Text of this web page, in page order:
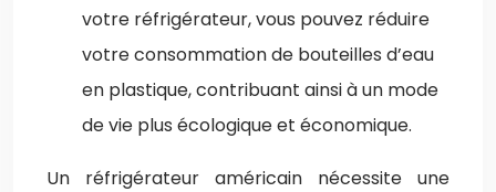
votre réfrigérateur, vous pouvez réduire
votre consommation de bouteilles d’eau
en plastique, contribuant ainsi à un mode
de vie plus écologique et économique.
Un réfrigérateur américain nécessite une